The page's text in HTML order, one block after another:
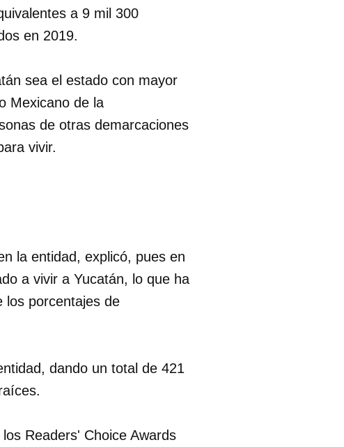
a 9 mil 300
en 2019.
sea el estado con mayor
Mexicano de la
de otras demarcaciones
vivir.
la entidad, explicó, pues en
a vivir a Yucatán, lo que ha
los porcentajes de
dando un total de 421
Readers' Choice Awards